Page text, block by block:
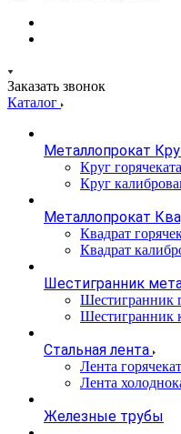
Заказать звонок
Каталог
Металлопрокат
Круг
Круг
Металлопрокат
Квадрат
Квадрат
Шестигранник
Шестигранник
Шестигранник
Стальная лента
Лента
Лента
Железные трубы